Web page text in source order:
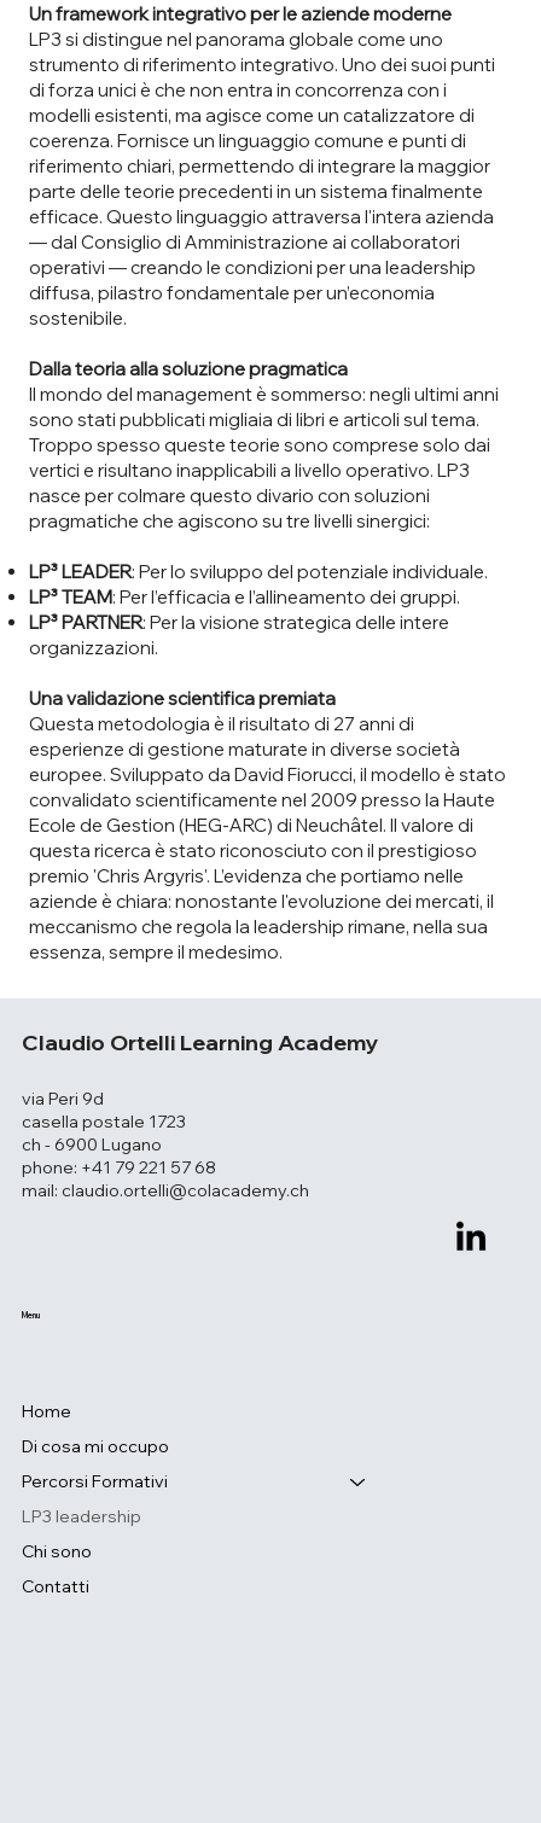
Un framework integrativo per le aziende moderne
LP3 si distingue nel panorama globale come uno
strumento di riferimento integrativo. Uno dei suoi punti
di forza unici è che non entra in concorrenza con i
modelli esistenti, ma agisce come un catalizzatore di
coerenza. Fornisce un linguaggio comune e punti di
riferimento chiari, permettendo di integrare la maggior
parte delle teorie precedenti in un sistema finalmente
efficace. Questo linguaggio attraversa l'intera azienda
— dal Consiglio di Amministrazione ai collaboratori
operativi — creando le condizioni per una leadership
diffusa, pilastro fondamentale per un’economia
sostenibile.
Dalla teoria alla soluzione pragmatica
Il mondo del management è sommerso: negli ultimi anni
sono stati pubblicati migliaia di libri e articoli sul tema.
Troppo spesso queste teorie sono comprese solo dai
vertici e risultano inapplicabili a livello operativo. LP3
nasce per colmare questo divario con soluzioni
pragmatiche che agiscono su tre livelli sinergici:
LP³ LEADER: Per lo sviluppo del potenziale individuale.
LP³ TEAM: Per l’efficacia e l’allineamento dei gruppi.
LP³ PARTNER: Per la visione strategica delle intere
organizzazioni.
Una validazione scientifica premiata
Questa metodologia è il risultato di 27 anni di
esperienze di gestione maturate in diverse società
europee. Sviluppato da David Fiorucci, il modello è stato
convalidato scientificamente nel 2009 presso la Haute
Ecole de Gestion (HEG-ARC) di Neuchâtel. Il valore di
questa ricerca è stato riconosciuto con il prestigioso
premio 'Chris Argyris'. L’evidenza che portiamo nelle
aziende è chiara: nonostante l'evoluzione dei mercati, il
meccanismo che regola la leadership rimane, nella sua
essenza, sempre il medesimo.
Claudio Ortelli Learning Academy
via Peri 9d
casella postale 1723
ch - 6900 Lugano
phone: +41 79 221 57 68
mail: claudio.ortelli@colacademy.ch
Home
Di cosa mi occupo
Percorsi Formativi
LP3 leadership
Chi sono
Contatti
Menu